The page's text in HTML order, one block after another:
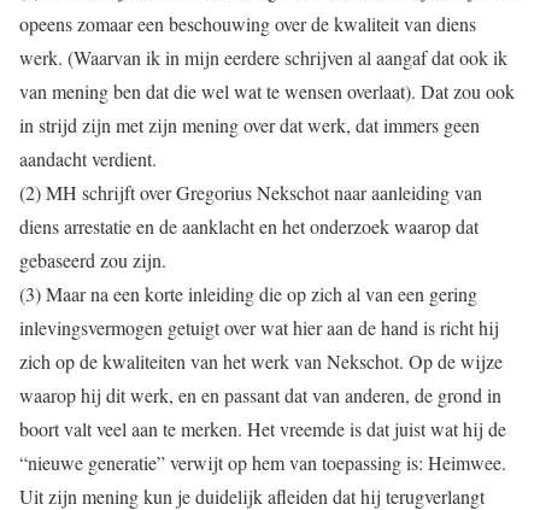
opeens zomaar een beschouwing over de kwaliteit van diens
werk. (Waarvan ik in mijn eerdere schrijven al aangaf dat ook ik
van mening ben dat die wel wat te wensen overlaat). Dat zou ook
in strijd zijn met zijn mening over dat werk, dat immers geen
aandacht verdient.
(2) MH schrijft over Gregorius Nekschot naar aanleiding van
diens arrestatie en de aanklacht en het onderzoek waarop dat
gebaseerd zou zijn.
(3) Maar na een korte inleiding die op zich al van een gering
inlevingsvermogen getuigt over wat hier aan de hand is richt hij
zich op de kwaliteiten van het werk van Nekschot. Op de wijze
waarop hij dit werk, en en passant dat van anderen, de grond in
boort valt veel aan te merken. Het vreemde is dat juist wat hij de
“nieuwe generatie” verwijt op hem van toepassing is: Heimwee.
Uit zijn mening kun je duidelijk afleiden dat hij terugverlangt